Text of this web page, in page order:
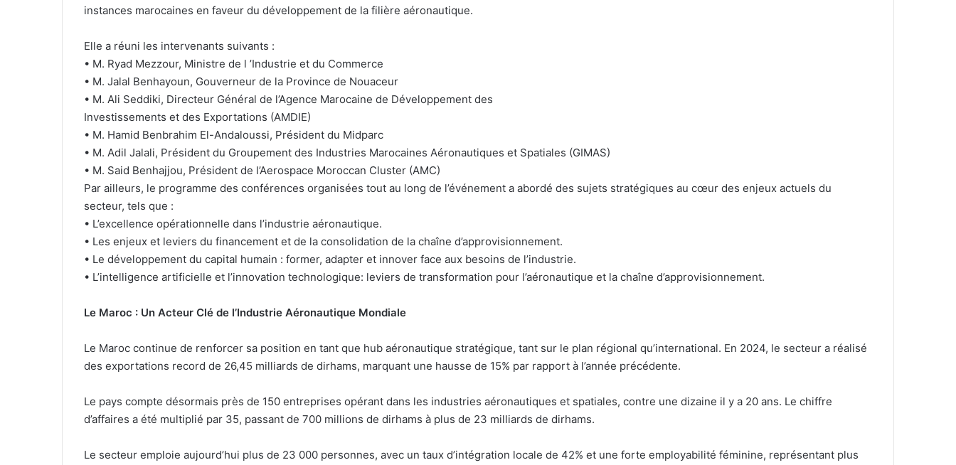
instances marocaines en faveur du développement de la filière aéronautique.
Elle a réuni les intervenants suivants :
• M. Ryad Mezzour, Ministre de l ’Industrie et du Commerce
• M. Jalal Benhayoun, Gouverneur de la Province de Nouaceur
• M. Ali Seddiki, Directeur Général de l’Agence Marocaine de Développement des
Investissements et des Exportations (AMDIE)
• M. Hamid Benbrahim El-Andaloussi, Président du Midparc
• M. Adil Jalali, Président du Groupement des Industries Marocaines Aéronautiques et Spatiales (GIMAS)
• M. Said Benhajjou, Président de l’Aerospace Moroccan Cluster (AMC)
Par ailleurs, le programme des conférences organisées tout au long de l’événement a abordé des sujets stratégiques au cœur des enjeux actuels du
secteur, tels que :
• L’excellence opérationnelle dans l’industrie aéronautique.
• Les enjeux et leviers du financement et de la consolidation de la chaîne d’approvisionnement.
• Le développement du capital humain : former, adapter et innover face aux besoins de l’industrie.
• L’intelligence artificielle et l’innovation technologique: leviers de transformation pour l’aéronautique et la chaîne d’approvisionnement.
Le Maroc : Un Acteur Clé de l’Industrie Aéronautique Mondiale
Le Maroc continue de renforcer sa position en tant que hub aéronautique stratégique, tant sur le plan régional qu’international. En 2024, le secteur a réalisé
des exportations record de 26,45 milliards de dirhams, marquant une hausse de 15% par rapport à l’année précédente.
Le pays compte désormais près de 150 entreprises opérant dans les industries aéronautiques et spatiales, contre une dizaine il y a 20 ans. Le chiffre
d’affaires a été multiplié par 35, passant de 700 millions de dirhams à plus de 23 milliards de dirhams.
Le secteur emploie aujourd’hui plus de 23 000 personnes, avec un taux d’intégration locale de 42% et une forte employabilité féminine, représentant plus